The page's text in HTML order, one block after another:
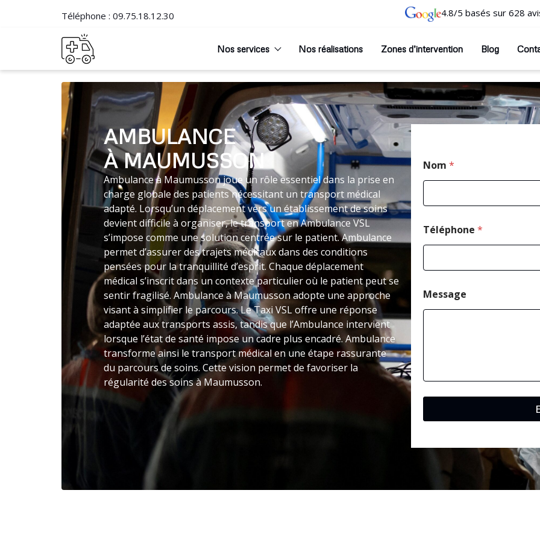
Téléphone : 09.75.18.12.30 4.8/5 basés sur 628
Nos services Nos réalisations Zones d’intervention Blog
AMBULANCE
À MAUMUSSON
Ambulance à Maumusson joue un rôle essentiel dans la prise en
charge globale des patients nécessitant un transport médical
adapté. Lorsqu’un déplacement vers un établissement de soins
devient difficile à organiser, le transport en Ambulance VSL
s’impose comme une solution centrée sur le patient. Ambulance
permet d’assurer des trajets médicaux dans des conditions
pensées pour la tranquillité d’esprit. Chaque déplacement
médical s’inscrit dans un contexte particulier où le patient peut se
sentir fragilisé. Ambulance à Maumusson adopte une approche
visant à simplifier le parcours. Le Taxi VSL offre une réponse
adaptée aux transports assis, tandis que l’Ambulance intervient
lorsque l’état de santé impose un cadre plus encadré. Ambulance
transforme ainsi le transport médical en une étape rassurante
du parcours de soins. Cette vision permet de favoriser la
régularité des soins à Maumusson.
Nom *
Téléphone *
Message